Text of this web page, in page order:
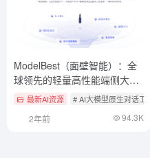
ModelBest（面壁智能）：全
球领先的轻量高性能端侧大模
型 最新AI资源 # AI大模型原生对话工具
2年前 94.3K